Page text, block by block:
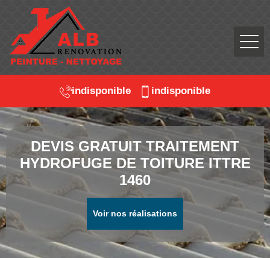
indisponible indisponible
DEVIS GRATUIT TRAITEMENT
HYDROFUGE DE TOITURE ITTRE
1460
Voir nos réalisations